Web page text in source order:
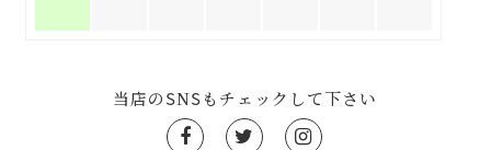
当店のSNSもチェックして下さい